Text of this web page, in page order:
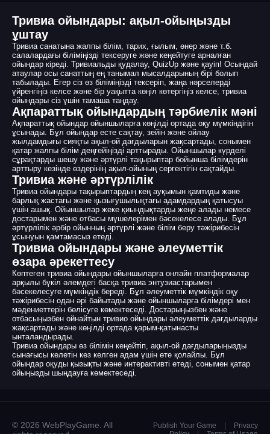
Тривиа ойындары: ақыл-ойыңызды
ұштау
Тривиа санатына жалпы білім, тарих, ғылым, өнер және т.б.
салалардағы біліміңізді тексеруге және кеңейтуге арналған
ойындар кіреді. Тривиальды қудалау, QuizUp және қауіп! Осындай
атаулар осы санаттың ең танымал мысалдарының бірі болып
табылады. Егер сіз өз біліміңізді тексеріп, жаңа нәрселерді
үйренгіңіз келсе және бір уақытта көңіл көтергіңіз келсе, тривиа
ойындары сіз үшін тамаша таңдау.
Ақпараттық ойындардың тәрбиелік мәні
Ақпараттық ойындар ойыншыларға көңілді ортада оқу мүмкіндігін
ұсынады. Бұл ойындар есте сақтау, зейін және ойлау
жылдамдығы сияқты ақыл-ой дағдыларын жақсартады, сонымен
қатар жалпы білім деңгейіңізді арттырады. Ойыншылар күрделі
сұрақтарды шешу және әртүрлі тақырыптар бойынша білімдерін
арттыру кезінде өздерінің ақыл-ойының сергектігін сақтайды.
Тривиа және әртүрлілік
Тривиа ойындары тақырыптардың кең ауқымын қамтиды және
барлық жастағы және қызығушылықтағы адамдардың қатысуы
үшін ашық. Ойыншылар жеке қиындықтарды жеңе алады немесе
достарымен және отбасы мүшелерімен бәсекелесе алады. Бұл
әртүрлілік әрбір ойынның әртүрлі және білім беру тәжірибесін
ұсынуын қамтамасыз етеді.
Тривиа ойындары және әлеуметтік
өзара әрекеттесу
Көптеген тривиа ойындары ойыншыларға онлайн платформалар
арқылы бүкіл әлемдегі басқа тривиа энтузиастарымен
бәсекелесуге мүмкіндік береді. Бұл әлеуметтік мүмкіндік оқу
тәжірибесін одан әрі байытады және ойыншыларға білімдері мен
мәдениеттерін бөлісуге көмектеседі. Достарыңызбен және
отбасыңызбен ойнайтын тривио ойындары әлеуметтік дағдыларды
жақсартады және көңілді ортада қарым-қатынасты
ынталандырады.
Тривиа ойындары өз білімін кеңейтіп, ақыл-ой дағдыларыңызды
сынағысы келетін кез келген адам үшін өте қолайлы. Бұл
ойындар оқуды қызықты және интерактивті етеді, сонымен қатар
ойыңызды шыңдауға көмектеседі.
© 2026 WebPlayGame. All
Publish Your Game
Privacy